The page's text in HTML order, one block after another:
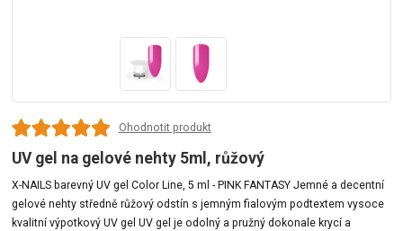
Ohodnotit produkt
UV gel na gelové nehty 5ml, růžový
X-NAILS barevný UV gel Color Line, 5 ml - PINK FANTASY Jemné a decentní
gelové nehty středně růžový odstín s jemným fialovým podtextem vysoce
kvalitní výpotkový UV gel UV gel je odolný a pružný dokonale krycí a